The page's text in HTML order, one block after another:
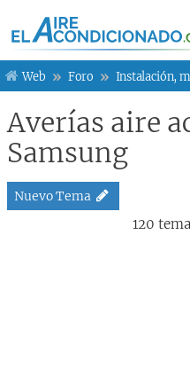
Web Foro
Averías aire
Samsung
Nuevo Tema
120